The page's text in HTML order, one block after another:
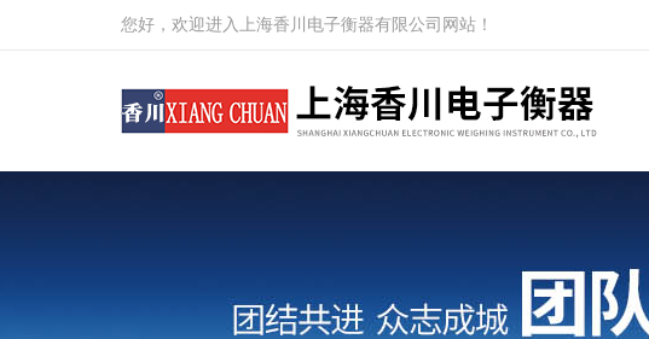
您好，欢迎进入上海香川电子衡器有限公司网站！